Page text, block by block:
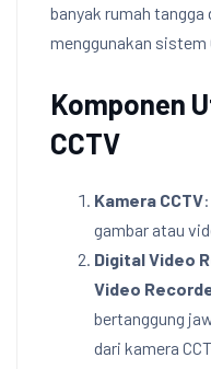
banyak rumah tangga
menggunakan sistem
Komponen
CCTV
Kamera CCTV
gambar atau
Digital Video
Video
bertanggung
dari kamera